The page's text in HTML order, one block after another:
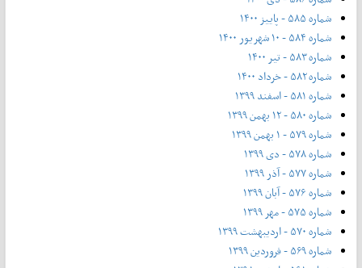
شماره ۵۸۵ - پاییز ۱۴۰۰
شماره ۵۸۴ - ۱۰ شهریور ۱۴۰۰
شماره ۵۸۳ - تیر ۱۴۰۰
شماره ۵۸۲ - خرداد ۱۴۰۰
شماره ۵۸۱ - اسفند ۱۳۹۹
شماره ۵۸۰ - ۱۲ بهمن ۱۳۹۹
شماره ۵۷۹ - ۱ بهمن ۱۳۹۹
شماره ۵۷۸ - دی ۱۳۹۹
شماره ۵۷۷ - آذر ۱۳۹۹
شماره ۵۷۶ - آبان ۱۳۹۹
شماره ۵۷۵ - مهر ۱۳۹۹
شماره ۵۷۰ - اردیبهشت ۱۳۹۹
شماره ۵۶۹ - فروردین ۱۳۹۹